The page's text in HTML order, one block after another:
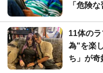
「危険な
11体の
為"を楽
ち」が奇